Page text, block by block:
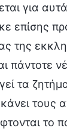
για
επίσης
της
πάντοτε
τα
τους
το